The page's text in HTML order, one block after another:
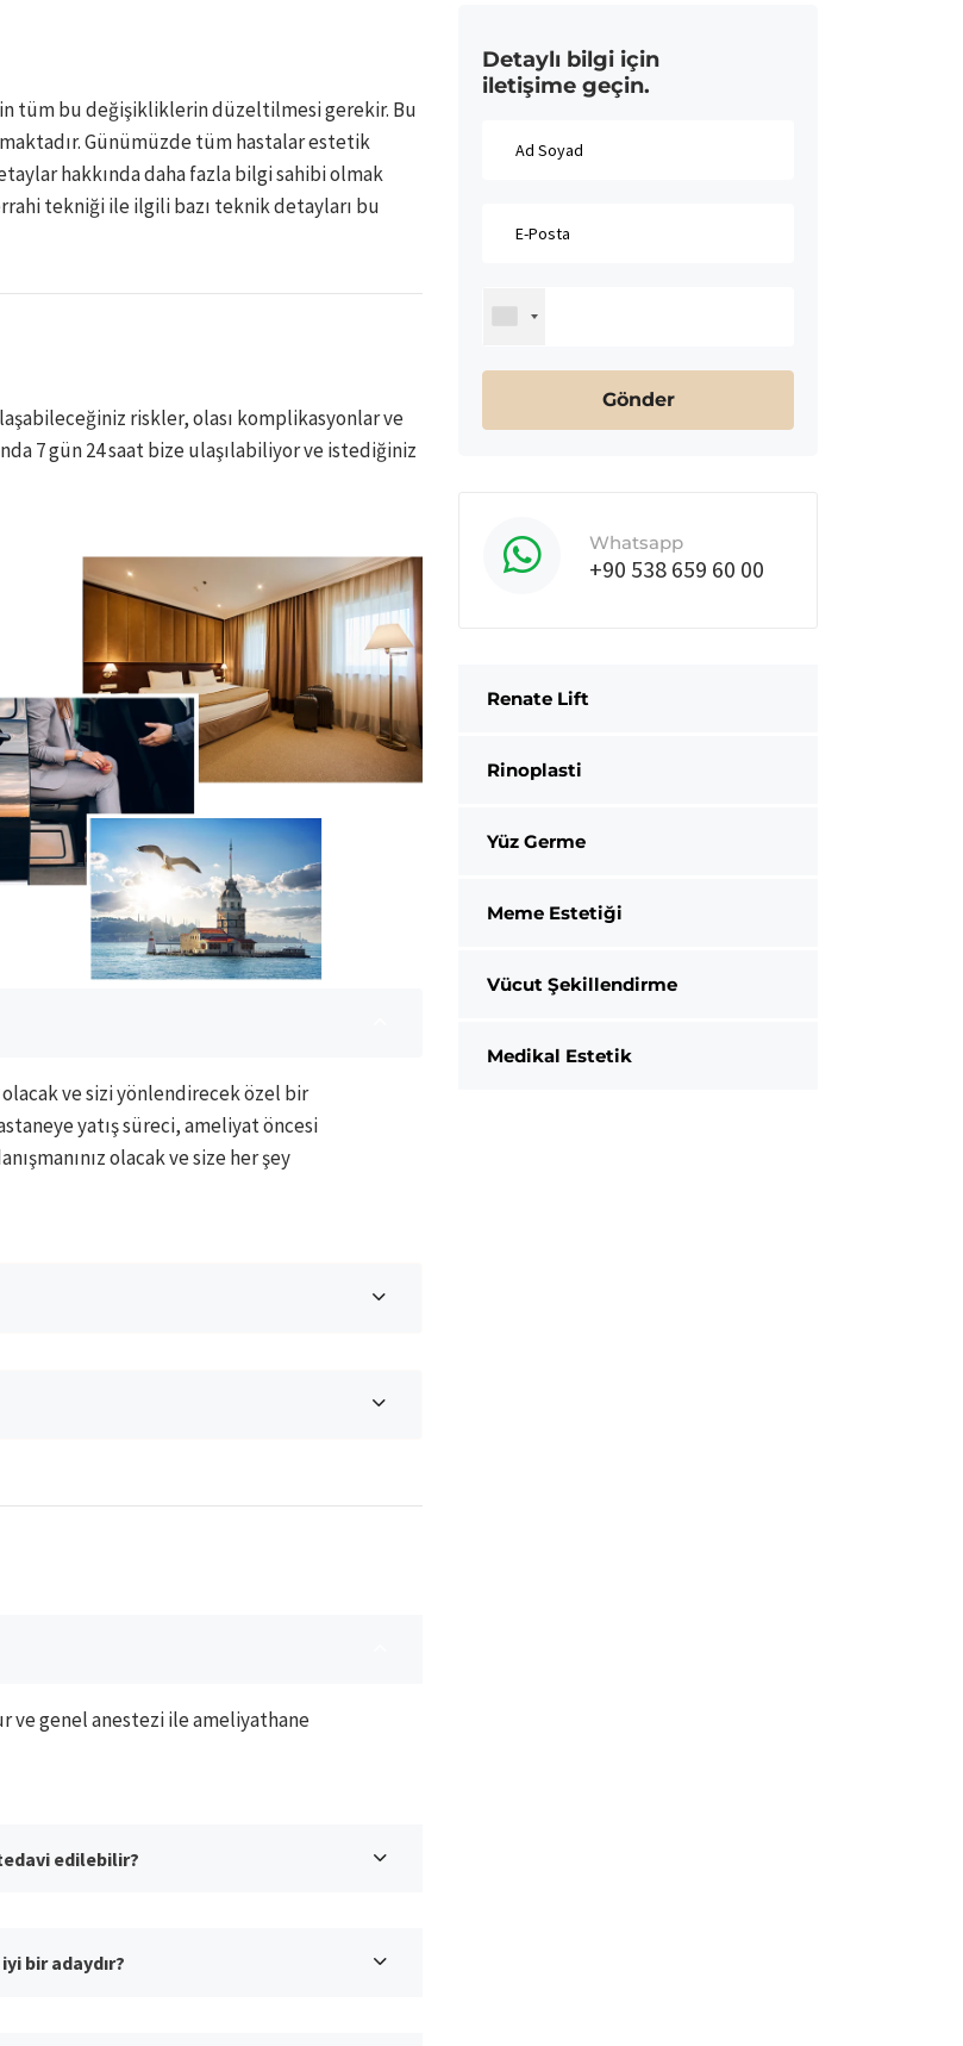
tüm bu değişikliklerin düzeltilmesi gerekir. Bu
Günümüzde tüm hastalar estetik
hakkında daha fazla bilgi sahibi olmak
tekniği ile ilgili bazı teknik detayları bu
riskler, olası komplikasyonlar ve
7 gün 24 saat bize ulaşılabiliyor ve istediğiniz
olacak ve sizi yönlendirecek özel bir
yatış süreci, ameliyat öncesi
olacak ve size her şey
ve genel anestezi ile ameliyathane
edilebilir?
bir adaydır?
Detaylı bilgi için
iletişime geçin.
Whatsapp
+90 538 659 60 00
Renate Lift
Rinoplasti
Yüz Germe
Meme Estetiği
Vücut Şekillendirme
Medikal Estetik